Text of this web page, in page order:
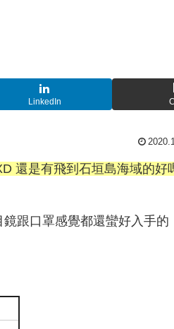
LinkedIn
還是有飛到石垣島海域的好
跟口罩感覺都還蠻好入手的